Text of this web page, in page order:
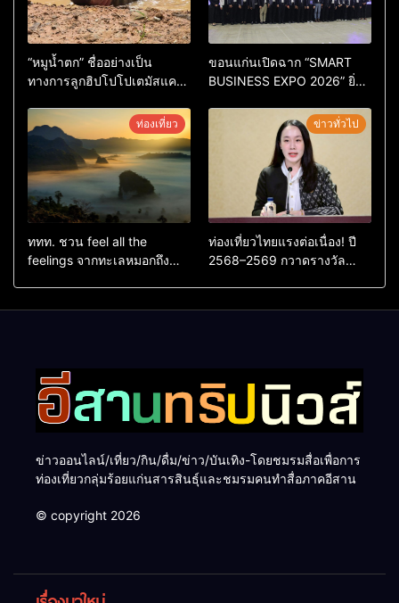
“หมูน้ำตก” ชื่ออย่างเป็น
ทางการลูกฮิปโปโปเตมัสแคระ
หลังผู้ร่วมกิจกรรมร่วมโหวต
ชนะกว่า 10,000 คะแนน
ขอนแก่นเปิดฉาก “SMART
BUSINESS EXPO 2026” ยิ่ง
ยกระดับเศรษฐกิจดิจิทัลอีสาน
ท่องเที่ยว
ททท. ชวน feel all the
feelings จากทะเลหมอกถึง
ข่าวทั่วไป
ท่องเที่ยวไทยแรงต่อเนื่อง! ปี
2568–2569 กวาดรางวัล
ข่าวออนไลน์/เที่ยว/กิน/ดื่ม/ข่าว/บันเทิง-โดยชมรมสื่อเพื่อการ
ท่องเที่ยวกลุ่มร้อยแก่นสารสินธุ์และชมรมคนทำสื่อภาคอีสาน
© copyright 2026